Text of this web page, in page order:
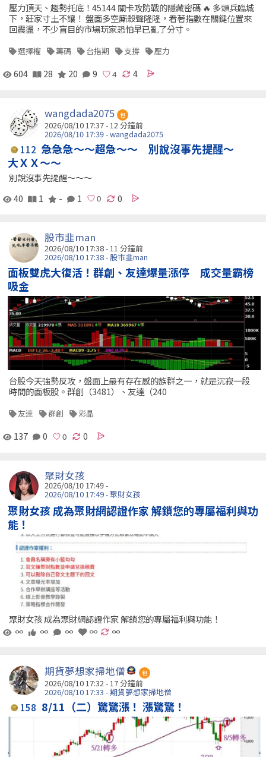
壓力頂天、趨勢托底！45144 關卡攻防戰的隱藏密碼 🔥 多頭兵臨城
下，莊家寸土不讓！ 盤面多空廝殺聲隆隆，看著指數在關鍵位置來
回震盪，不少盲目的市場玩家恐怕早已亂了分寸。
選擇權 籌碼 台指期 支撐 壓力
604 28 20 9 4
wangdada2075 包
2026/08/10 17:37 - 12 分鐘前
2026/08/10 17:39 - wangdada2075
112 急急急～～超急～～ 別說沒事先提醒～
大ＸＸ～～
別說沒事先提醒～～～
40
1 - 1 0
股市韭man
2026/08/10 17:38 -11 分鐘前
2026/08/10 17:38 - 股市韭man
面板雙虎大復活！群創、友達爆量漲停 成交量霸榜
吸金
台股今天強勢反攻，盤面上最有存在感的族群之一，就是沉寂一段
時間的面板股。群創（3481）、友達（240
友達 群創 彩晶
137 0 0
聚財女孩
2026/08/10 17:49 -
2026/08/10 17:49 - 聚財女孩
聚財女孩 成為聚財網認證作家 解鎖您的專屬福利與功
能！
聚財女孩 成為聚財網認證作家 解鎖您的專屬福利與功能！
∞
∞ ∞ ∞ ∞
期貨夢想家掃地僧 包
2026/08/10 17:32 - 17 分鐘前
2026/08/10 17:33 - 期貨夢想家掃地僧
158 8/11（二）驚驚漲！ 漲驚驚！